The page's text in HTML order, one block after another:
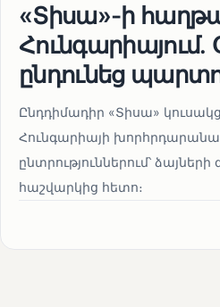
«Տիսա»-ի
ընդունեց
Ընդդիմադիր «Տիսա»
Հունգարիայի
ընտրություններում՝
հաշվարկից հետո։